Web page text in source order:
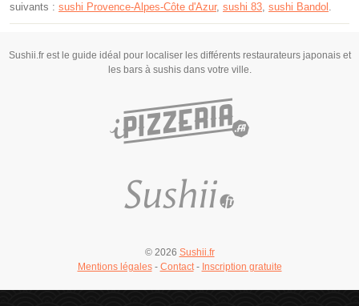
suivants : sushi Provence-Alpes-Côte d'Azur, sushi 83, sushi Bandol .
Sushii.fr est le guide idéal pour localiser les différents restaurateurs japonais et
les bars à sushis dans votre ville.
© 2026 Sushii.fr
Mentions légales- Contact- Inscription gratuite